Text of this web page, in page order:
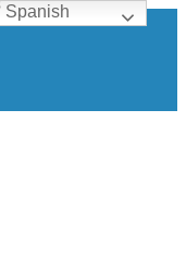
Spanish